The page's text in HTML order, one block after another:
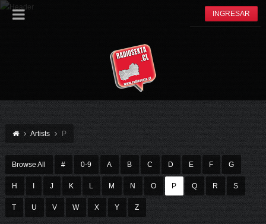
INGRESAR
Artists P
Browse All # 0-9 A B C D E F G
H J K L M N O P Q R S
T U V W X Y Z